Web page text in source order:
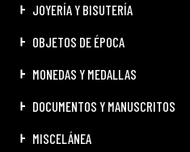
JOYERÍA Y BISUTERÍA
OBJETOS DE ÉPOCA
MONEDAS Y MEDALLAS
DOCUMENTOS Y MANUSCRITOS
MISCELÁNEA